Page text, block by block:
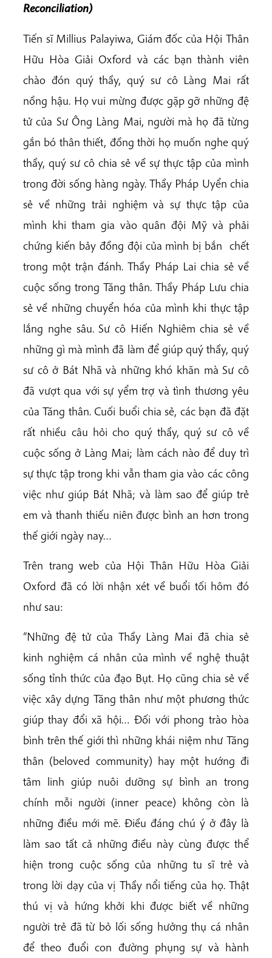
Reconciliation)
Tiến sĩ Millius Palayiwa, Giám đốc của Hội Thân
Hữu Hòa Giải Oxford và các bạn thành viên
chào đón quý thầy, quý sư cô Làng Mai rất
nồng hậu. Họ vui mừng được gặp gỡ những đệ
tử của Sư Ông Làng Mai, người mà họ đã từng
gắn bó thân thiết, đồng thời họ muốn nghe quý
thầy, quý sư cô chia sẻ về sự thực tập của mình
trong đời sống hàng ngày. Thầy Pháp Uyển chia
sẻ về những trải nghiệm và sự thực tập của
mình khi tham gia vào quân đội Mỹ và phải
chứng kiến bảy đồng đội của mình bị bắn chết
trong một trận đánh. Thầy Pháp Lai chia sẻ về
cuộc sống trong Tăng thân. Thầy Pháp Lưu chia
sẻ về những chuyển hóa của mình khi thực tập
lắng nghe sâu. Sư cô Hiến Nghiêm chia sẻ về
những gì mà mình đã làm để giúp quý thầy, quý
sư cô ở Bát Nhã và những khó khăn mà Sư cô
đã vượt qua với sự yểm trợ và tình thương yêu
của Tăng thân. Cuối buổi chia sẻ, các bạn đã đặt
rất nhiều câu hỏi cho quý thầy, quý sư cô về
cuộc sống ở Làng Mai; làm cách nào để duy trì
sự thực tập trong khi vẫn tham gia vào các công
việc như giúp Bát Nhã; và làm sao để giúp trẻ
em và thanh thiếu niên được bình an hơn trong
thế giới ngày nay…
Trên trang web của Hội Thân Hữu Hòa Giải
Oxford đã có lời nhận xét về buổi tối hôm đó
như sau:
“Những đệ tử của Thầy Làng Mai đã chia sẻ
kinh nghiệm cá nhân của mình về nghệ thuật
sống tỉnh thức của đạo Bụt. Họ cũng chia sẻ về
việc xây dựng Tăng thân như một phương thức
giúp thay đổi xã hội… Đối với phong trào hòa
bình trên thế giới thì những khái niệm như Tăng
thân (beloved community) hay một hướng đi
tâm linh giúp nuôi dưỡng sự bình an trong
chính mỗi người (inner peace) không còn là
những điều mới mẽ. Điều đáng chú ý ở đây là
làm sao tất cả những điều này cùng được thể
hiện trong cuộc sống của những tu sĩ trẻ và
trong lời dạy của vị Thầy nổi tiếng của họ. Thật
thú vị và hứng khởi khi được biết về những
người trẻ đã từ bỏ lối sống hưởng thụ cá nhân
để theo đuổi con đường phụng sự và hành